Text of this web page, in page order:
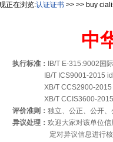
正在浏览:认证证书 >> >> buy
中
执行标准：
IB/T E-315:9002国
IB/T ICS9001-2015 idt Q/
XB/T CCS2900-2015 idt
XB/T CCIS3600-2015 idt
评价准则： 独立、公正、公开
异议处理： 欢迎大家对该单位
定对异议信息进行核实、